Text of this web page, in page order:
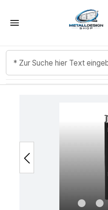
Zum Hauptinhalt springen